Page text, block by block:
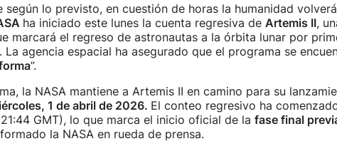
según lo previsto, en cuestión de horas la humanidad
ha iniciado este lunes la cuenta regresiva de Artemis II,
marcará el regreso de astronautas a la órbita lunar por
La agencia espacial ha asegurado que el programa se
”.
la NASA mantiene a Artemis II en camino para su
1 de abril de 2026. El conteo regresivo ha
GMT), lo que marca el inicio oficial de la fase final
la NASA en rueda de prensa.